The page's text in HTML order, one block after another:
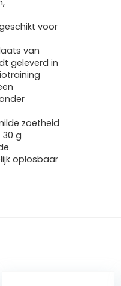
voor
van
geleverd in
zoetheid
g
oplosbaar